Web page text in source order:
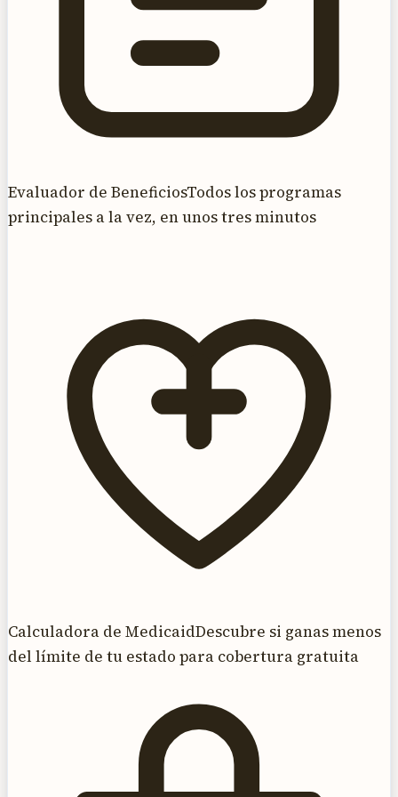
Evaluador de BeneficiosTodos los programas
principales a la vez, en unos tres minutos
Calculadora de MedicaidDescubre si ganas menos
del límite de tu estado para cobertura gratuita